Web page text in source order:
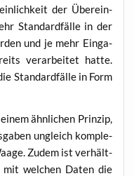
der Über­ein­
Stan­dard­fäl­le in der
und je mehr Ein­ga­
ver­ar­bei­tet hat­te.
Stan­dard­fäl­le in Form
ähn­li­chen Prin­zip,
ungleich kom­ple­
Zudem ist ver­hält­
mit wel­chen Daten die